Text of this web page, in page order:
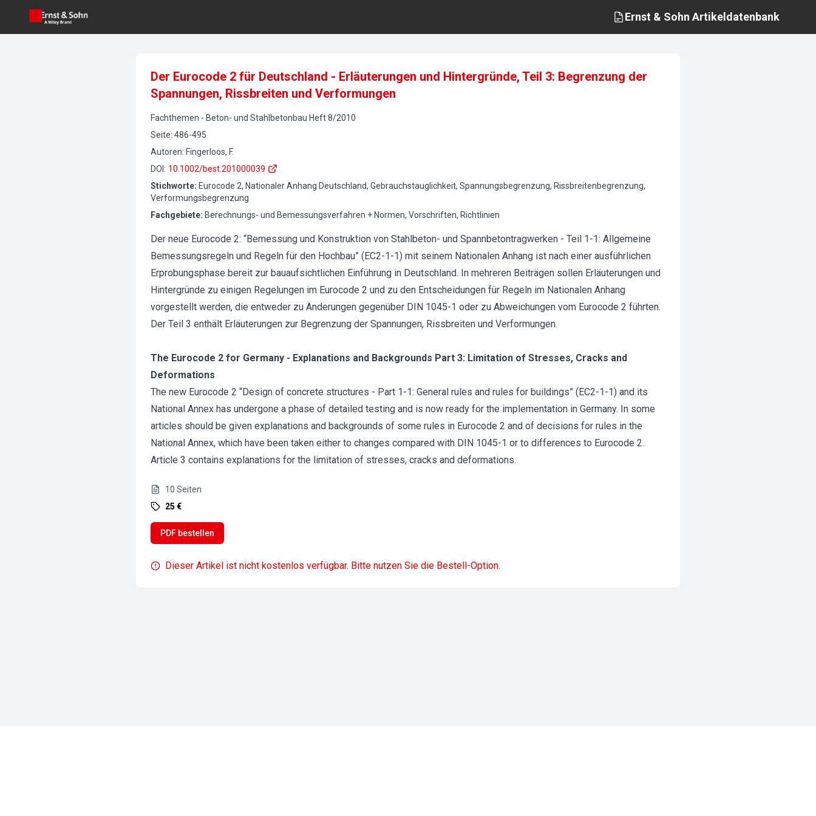
Ernst & Sohn Artikeldatenbank
Der Eurocode 2 für Deutschland - Erläuterungen und Hintergründe, Teil 3: Begrenzung der
Spannungen, Rissbreiten und Verformungen
Fachthemen - Beton- und Stahlbetonbau Heft8/2010
Seite: 486-495
Autoren: Fingerloos, F.
DOI : 10.1002/best.201000039
Stichworte: Eurocode 2, Nationaler Anhang Deutschland, Gebrauchstauglichkeit, Spannungsbegrenzung, Rissbreitenbegrenzung,
Verformungsbegrenzung
Fachgebiete: Berechnungs- und Bemessungsverfahren + Normen, Vorschriften, Richtlinien
Der neue Eurocode 2: “Bemessung und Konstruktion von Stahlbeton- und Spannbetontragwerken - Teil 1-1: Allgemeine
Bemessungsregeln und Regeln für den Hochbau” (EC2-1-1) mit seinem Nationalen Anhang ist nach einer ausführlichen
Erprobungsphase bereit zur bauaufsichtlichen Einführung in Deutschland. In mehreren Beiträgen sollen Erläuterungen und
Hintergründe zu einigen Regelungen im Eurocode 2 und zu den Entscheidungen für Regeln im Nationalen Anhang
vorgestellt werden, die entweder zu Änderungen gegenüber DIN 1045-1 oder zu Abweichungen vom Eurocode 2 führten.
Der Teil 3 enthält Erläuterungen zur Begrenzung der Spannungen, Rissbreiten und Verformungen.
The Eurocode 2 for Germany - Explanations and Backgrounds Part 3: Limitation of Stresses, Cracks and
Deformations
The new Eurocode 2 “Design of concrete structures - Part 1-1: General rules and rules for buildings” (EC2-1-1) and its
National Annex has undergone a phase of detailed testing and is now ready for the implementation in Germany. In some
articles should be given explanations and backgrounds of some rules in Eurocode 2 and of decisions for rules in the
National Annex, which have been taken either to changes compared with DIN 1045-1 or to differences to Eurocode 2.
Article 3 contains explanations for the limitation of stresses, cracks and deformations.
10 Seiten
25 €
PDF bestellen
Dieser Artikel ist nicht kostenlos verfügbar. Bitte nutzen Sie die Bestell-Option.